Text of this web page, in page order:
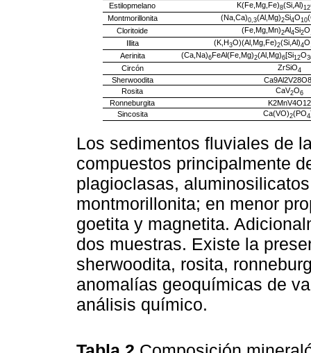
Estilopmelano K(Fe,Mg,Fe)8(Si,Al)12
Montmorillonita
(Na,Ca)0,3(Al,Mg)2Si4O10
Cloritoide
(Fe,Mg,Mn)2Al4Si2O
Illita (K,H3O)(Al,Mg,Fe)2(Si,Al)4O
Aerinita (Ca,Na)6FeAl(Fe,Mg)2(Al,Mg)6[Si12O
Circón ZrSiO4
Sherwoodita
Rosita
CaV2O6
Ronneburgita
K2MnV4O12
Sincosita
Ca(VO)2(PO4
Los sedimentos fluviales de
compuestos principalmente
plagioclasas,
montmorillonita; en menor
goetita y magnetita.
dos muestras. Existe la
sherwoodita, rosita,
anomalías geoquímicas de
análisis químico.